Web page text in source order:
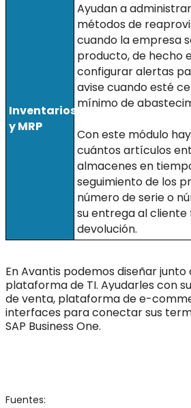
Inventarios
y MRP
Ayudan a
métodos de
cuando la empresa
producto, de hecho
configurar alertas
avise cuando esté
mínimo de
Con este módulo
cuántos artículos
almacenes en
seguimiento de los
número de serie o
su entrega al cliente
devolución.
En Avantis podemos diseñar junto
plataforma de TI. Ayudarles con
de venta, plataforma de e-
interfaces para conectar sus
SAP Business One.
Fuentes: